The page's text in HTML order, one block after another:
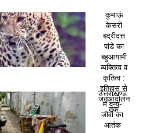
कुमाऊं
केसरी
बद्रीदत्त
पांडे का
बहुआयामी
व्यक्तित्व व
कृतित्व :
इतिहास से
जनआंदोलन
तक
उत्तराखण्ड
में वन्य-
जीवों का
आतंक